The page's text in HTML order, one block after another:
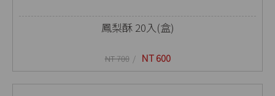
鳳梨酥 20入(盒)
NT 700 NT 600